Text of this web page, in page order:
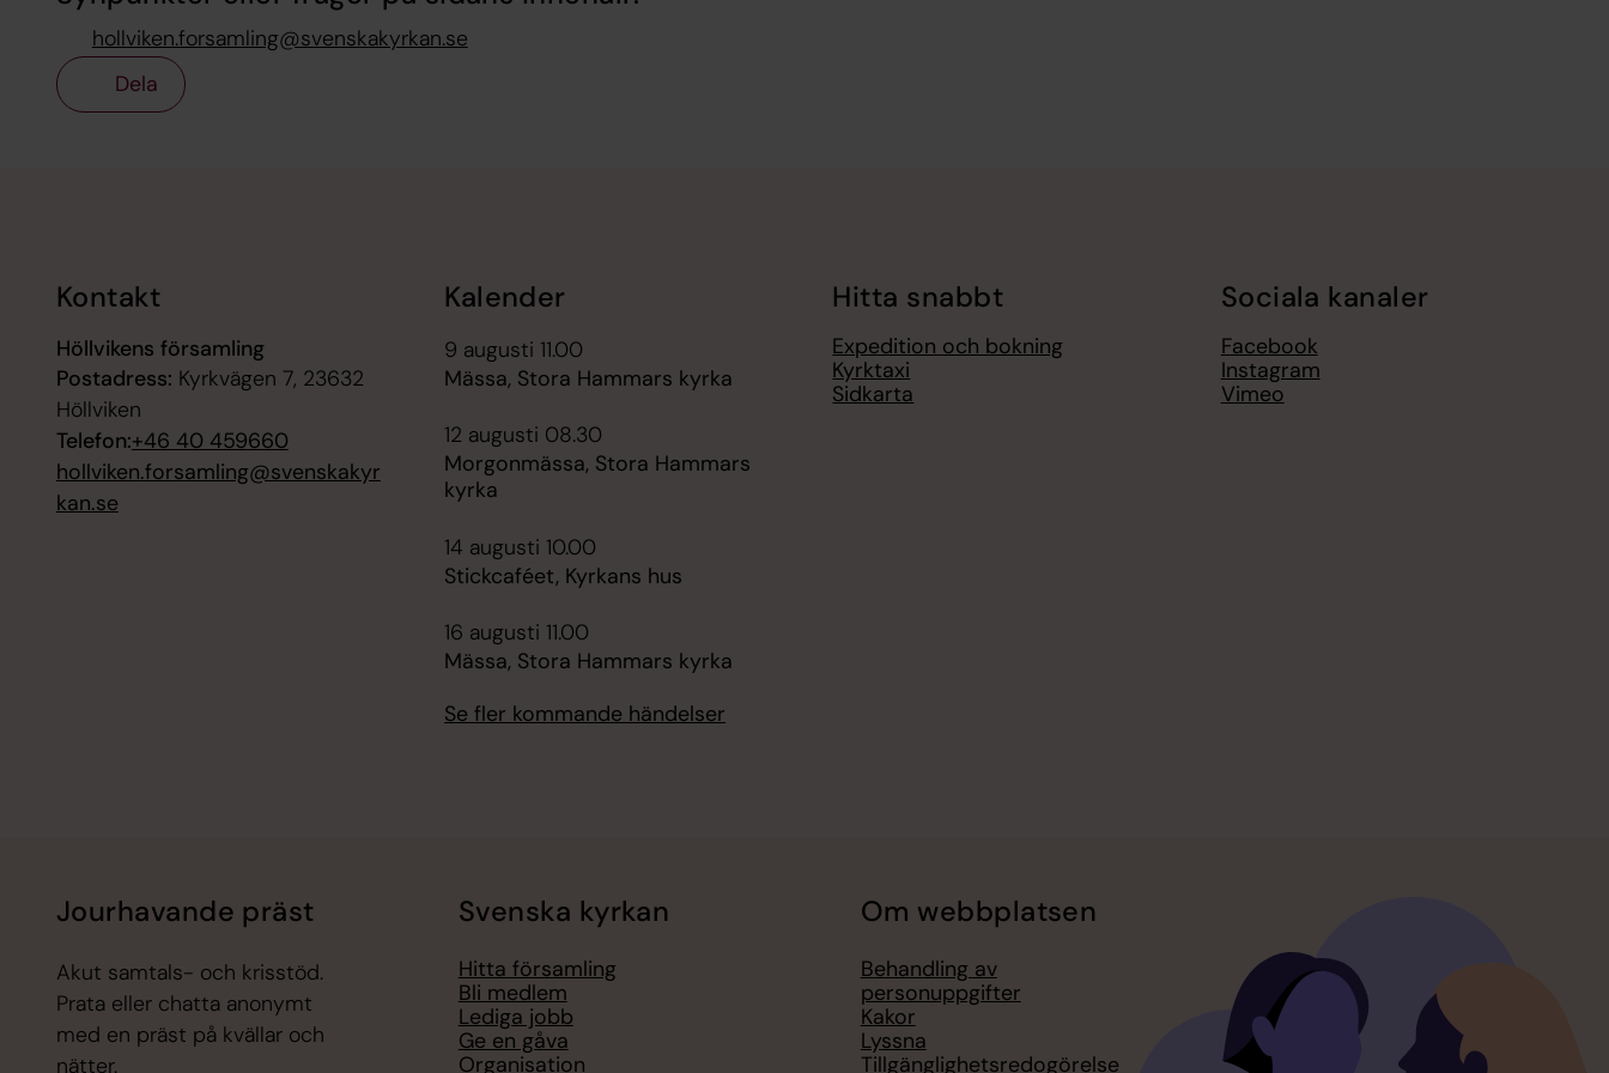
hollviken.forsamling@svenskakyrkan.se
Dela
Kontakt
Höllvikens församling
Postadress: Kyrkvägen 7, 23632
Höllviken
Telefon:+46 40 459660
hollviken.forsamling@svenskakyr
kan.se
Kalender
9 augusti 11.00
Mässa, Stora Hammars kyrka
12 augusti 08.30
Morgonmässa, Stora Hammars
kyrka
14 augusti 10.00
Stickcaféet, Kyrkans hus
16 augusti 11.00
Mässa, Stora Hammars kyrka
Se fler kommande händelser
Hitta snabbt
Expedition och bokning
Kyrktaxi
Sidkarta
Sociala kanaler
Facebook
Instagram
Vimeo
Jourhavande präst
Akut samtals- och krisstöd.
Prata eller chatta anonymt
med en präst på kvällar och
nätter.
Svenska kyrkan
Hitta församling
Bli medlem
Lediga jobb
Ge en gåva
Organisation
Om webbplatsen
Behandling av
personuppgifter
Kakor
Lyssna
Tillgänglighetsredogörelse